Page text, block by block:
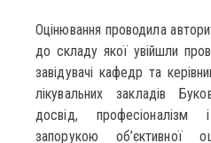
Оцінювання проводила
до складу якої увійшли
завідувачі кафедр та
лікувальних закладів
досвід, професіоналізм
запорукою об’єктивної